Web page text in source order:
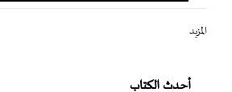
المزيد
أحدث الكتاب